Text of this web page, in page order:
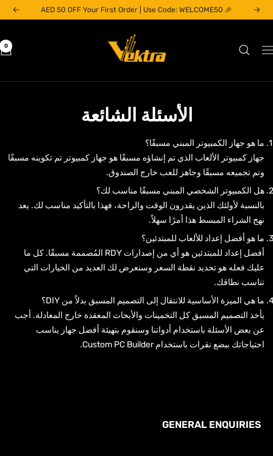
تخطي
إلى
السابق 🎉 AED 50 OFF Your First Order | Use Code: WELCOME50 التالي
التنقل
Computers
0
الأسئلة الشائعة
ما هو جهاز الكمبيوتر المبني مسبقًا؟
جهاز كمبيوتر الألعاب الذي تم إنشاؤه مسبقًا هو جهاز كمبيوتر تم تكوينه مسبقًا
وتم تجميعه مسبقًا وجاهز للعب خارج الصندوق.
هل الكمبيوتر الشخصي المبني مسبقًا مناسب لك؟
بالنسبة لأولئك الذين يقدرون الوقت والراحة، فهذا بالتأكيد مناسب لك. يعد
نهج الشراء المبسط هذا أمرًا سهلاً.
ما هو أفضل إعداد للألعاب للمبتدئين؟
أفضل إعداد للمبتدئين هو أي من إصدارات RDY المُصممة مسبقًا. كل ما
عليك فعله هو تحديد نقطة السعر وسنعرض لك العديد من الخيارات التي
تناسب نطاقك.
ما هي الميزة الأساسية للانتقال إلى التصميم المسبق بدلاً من DIY؟
يأخذ التصميم المسبق كل التخمينات والأبحاث المعقدة خارج المعادلة. أجب
عن بعض الأسئلة باستخدام أدواتنا وسنقوم بتهيئة أفضل جهاز يناسب
احتياجاتك ببضع نقرات باستخدام Custom PC Builder.
GENERAL ENQUIRIES